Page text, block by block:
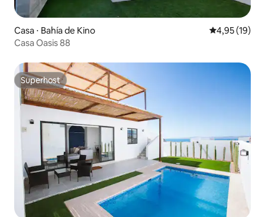
Casa ⋅ Bahía de Kino 4,95 de uma
4,95 (19)
Casa Oasis 88
Superhost
Superhost